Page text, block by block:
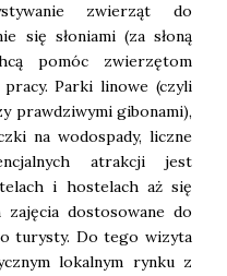
zwierząt do
się słoniami (za słoną
pomóc zwierzętom
Parki linowe (czyli
prawdziwymi gibonami),
na wodospady, liczne
atrakcji jest
i hostelach aż się
dostosowane do
turysty. Do tego wizyta
lokalnym rynku z